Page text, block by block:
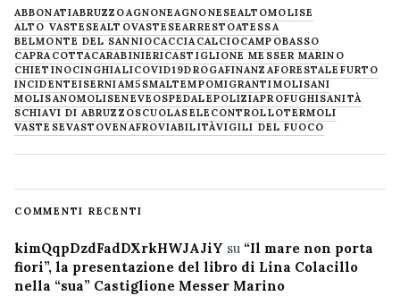
ABBONATIABRUZZOAGNONEAGNONESEALTOMOLISE
ALTO VASTESEALTOVASTESEARRESTOATESSA
BELMONTE DEL SANNIOCACCIACALCIOCAMPOBASSO
CAPRACOTTACARABINIERICASTIGLIONE MESSER MARINO
CHIETINOCINGHIALICOVID19DROGAFINANZAFORESTALE FURTO
INCIDENTEISERNIAM5SMALTEMPOMIGRANTIMOLISANI
MOLISANOMOLISENEVE OSPEDALEPOLIZIAPROFUGHISANITÀ
SCHIAVI DI ABRUZZOSCUOLASELECONTROLLOTERMOLI
VASTESEVASTOVENAFROVIABILITÀVIGILI DEL FUOCO
COMMENTI RECENTI
kimQqpDzdFadDXrkHWJAJiY su “Il mare non porta
fiori”, la presentazione del libro di Lina Colacillo
nella “sua” Castiglione Messer Marino